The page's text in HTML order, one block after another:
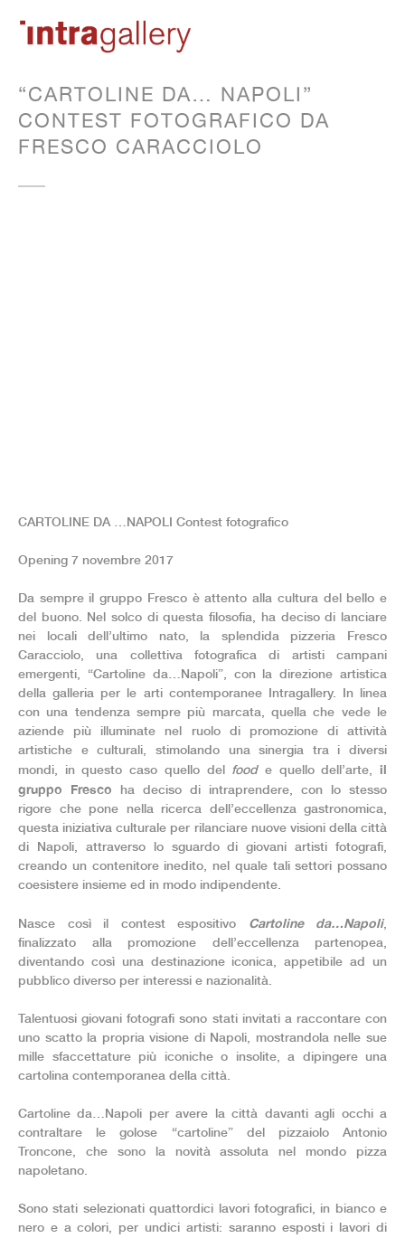
“CARTOLINE DA… NAPOLI”
CONTEST FOTOGRAFICO DA
FRESCO CARACCIOLO
CARTOLINE DA …NAPOLI Contest fotografico
Opening 7 novembre 2017
Da sempre il gruppo Fresco è attento alla cultura del bello e
del buono. Nel solco di questa filosofia, ha deciso di lanciare
nei locali dell’ultimo nato, la splendida pizzeria Fresco
Caracciolo, una collettiva fotografica di artisti campani
emergenti, “Cartoline da…Napoli”, con la direzione artistica
della galleria per le arti contemporanee Intragallery. In linea
con una tendenza sempre più marcata, quella che vede le
aziende più illuminate nel ruolo di promozione di attività
artistiche e culturali, stimolando una sinergia tra i diversi
mondi, in questo caso quello del food e quello dell’arte, il
gruppo Fresco ha deciso di intraprendere, con lo stesso
rigore che pone nella ricerca dell’eccellenza gastronomica,
questa iniziativa culturale per rilanciare nuove visioni della città
di Napoli, attraverso lo sguardo di giovani artisti fotografi,
creando un contenitore inedito, nel quale tali settori possano
coesistere insieme ed in modo indipendente.
Nasce così il contest espositivo Cartoline da…Napoli,
finalizzato alla promozione dell’eccellenza partenopea,
diventando così una destinazione iconica, appetibile ad un
pubblico diverso per interessi e nazionalità.
Talentuosi giovani fotografi sono stati invitati a raccontare con
uno scatto la propria visione di Napoli, mostrandola nelle sue
mille sfaccettature più iconiche o insolite, a dipingere una
cartolina contemporanea della città.
Cartoline da…Napoli per avere la città davanti agli occhi a
contraltare le golose “cartoline” del pizzaiolo Antonio
Troncone, che sono la novità assoluta nel mondo pizza
napoletano.
Sono stati selezionati quattordici lavori fotografici, in bianco e
nero e a colori, per undici artisti: saranno esposti i lavori di